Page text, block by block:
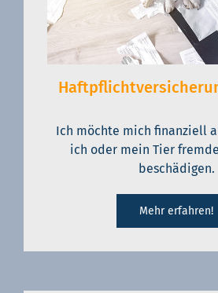
Ich möchte mich finanziell
ich oder mein Tier
beschädigen.
Mehr erfahren!